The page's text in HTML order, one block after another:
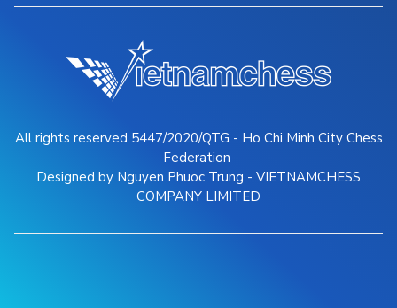
All rights reserved 5447/2020/QTG - Ho Chi Minh City Chess
Federation
Designed by Nguyen Phuoc Trung - VIETNAMCHESS
COMPANY LIMITED